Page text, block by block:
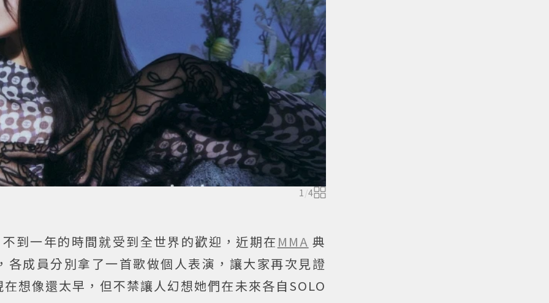
1 /4
到一年的時間就受到全世界的歡迎，近期在 MMA 典
成員分別拿了一首歌做個人表演，讓大家再次見證
想像還太早，但不禁讓人幻想她們在未來各自SOLO